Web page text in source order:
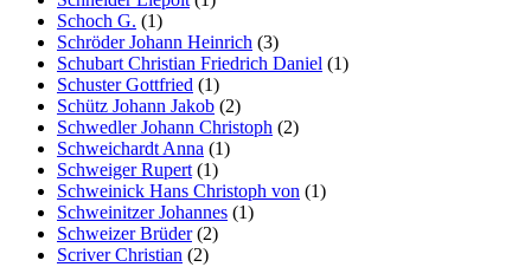
Schoch G. (1)
Schröder Johann Heinrich (3)
Schubart Christian Friedrich Daniel (1)
Schuster Gottfried (1)
Schütz Johann Jakob (2)
Schwedler Johann Christoph (2)
Schweichardt Anna (1)
Schweiger Rupert (1)
Schweinick Hans Christoph von (1)
Schweinitzer Johannes (1)
Schweizer Brüder(2)
Scriver Christian (2)